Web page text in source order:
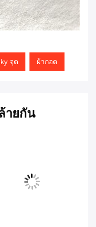
จุด ผ้ากอด
ยกัน